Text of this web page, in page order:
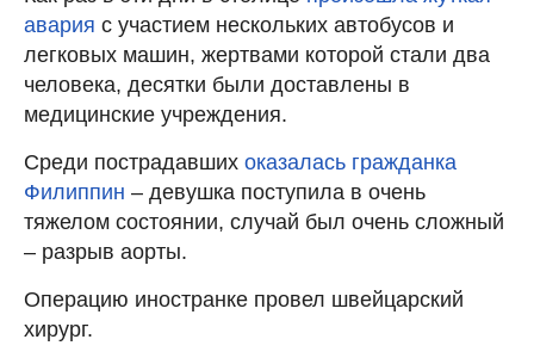
авария с участием нескольких автобусов и
легковых машин, жертвами которой стали два
человека, десятки были доставлены в
медицинские учреждения.
Среди пострадавших оказалась гражданка
Филиппин – девушка поступила в очень
тяжелом состоянии, случай был очень сложный
– разрыв аорты.
Операцию иностранке провел швейцарский
хирург.